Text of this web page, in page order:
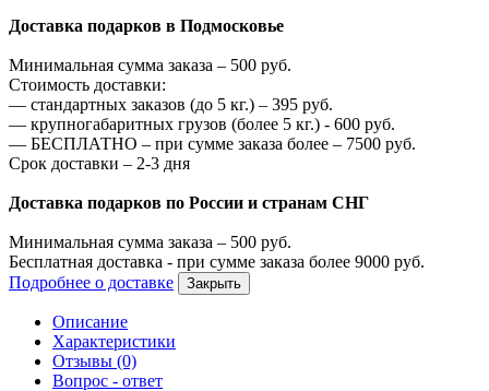
Доставка подарков в Подмосковье
Минимальная сумма заказа – 500 руб.
Стоимость доставки:
— стандартных заказов (до 5 кг.) – 395 руб.
— крупногабаритных грузов (более 5 кг.) - 600 руб.
— БЕСПЛАТНО – при сумме заказа более – 7500 руб.
Срок доставки – 2-3 дня
Доставка подарков по России и странам СНГ
Минимальная сумма заказа – 500 руб.
Бесплатная доставка - при сумме заказа более 9000 руб.
Подробнее о доставке
Закрыть
Описание
Характеристики
Отзывы (0)
Вопрос - ответ